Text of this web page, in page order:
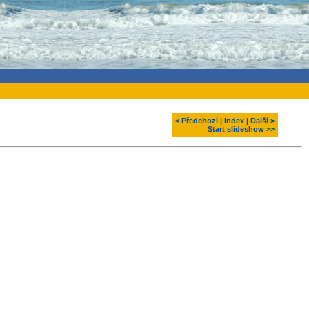
< Předchozí Index
Další >
Start slideshow >>